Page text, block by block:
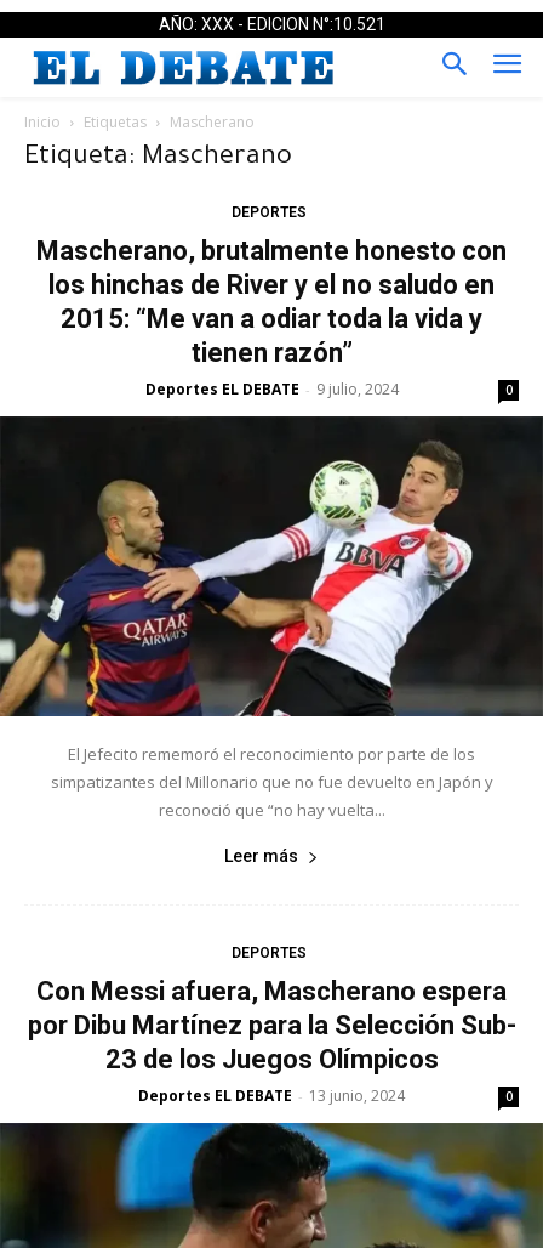
AÑO: XXX - EDICION N°:10.521
Inicio Etiquetas Mascherano
Etiqueta: Mascherano
DEPORTES
Mascherano, brutalmente honesto con
los hinchas de River y el no saludo en
2015: “Me van a odiar toda la vida y
tienen razón”
Deportes EL DEBATE - 9 julio, 2024 0
El Jefecito rememoró el reconocimiento por parte de los
simpatizantes del Millonario que no fue devuelto en Japón y
reconoció que “no hay vuelta...
Leer más
DEPORTES
Con Messi afuera, Mascherano espera
por Dibu Martínez para la Selección Sub-
23 de los Juegos Olímpicos
Deportes EL DEBATE - 13 junio, 2024 0